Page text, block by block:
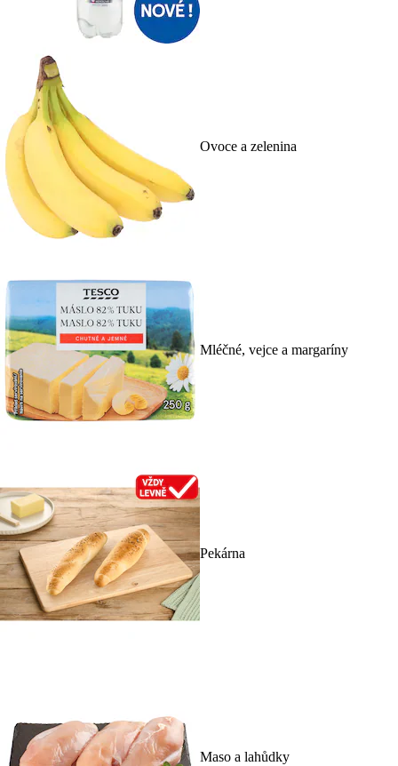
Ovoce a zelenina
Mléčné, vejce a margaríny
Pekárna
Maso a lahůdky